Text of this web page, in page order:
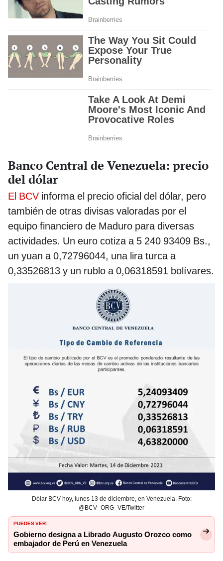
Banco Central de Venezuela: precio
del dólar
El BCV informa el precio oficial del dólar, pero
también de otras divisas valoradas por el
equipo financiero de Maduro para diversas
actividades. Un euro cotiza a 5 240 93409 Bs.,
un yuan a 0,72796044, una lira turca a
0,33526813 y un rublo a 0,06318591 bolívares.
Dólar BCV hoy, lunes 13 de diciembre, en Venezuela. Foto:
@BCV_ORG_VE/Twitter
PUEDES VER:
Gobierno designa a Librado Augusto Orozco como
embajador de Perú en Venezuela